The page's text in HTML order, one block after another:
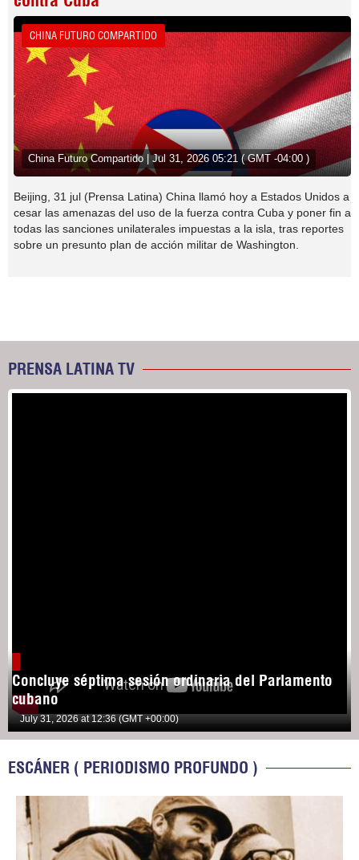
CHINA FUTURO COMPARTIDO
China Futuro Compartido | Jul 31, 2026 05:21 ( GMT -04:00 )
Beijing, 31 jul (Prensa Latina) China llamó hoy a Estados Unidos a
cesar las amenazas del uso de la fuerza contra Cuba y poner fin a
todas las sanciones unilaterales impuestas a la isla, tras reportes
sobre un presunto plan de acción militar de Washington.
PRENSA LATINA TV
Concluye séptima sesión ordinaria del Parlamento
cubano
July 31, 2026 at 12:36 (GMT +00:00)
ESCÁNER ( PERIODISMO PROFUNDO )